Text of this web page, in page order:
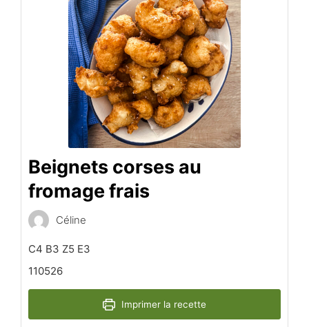
Beignets corses au
fromage frais
Céline
C4 B3 Z5 E3
110526
Imprimer la recette